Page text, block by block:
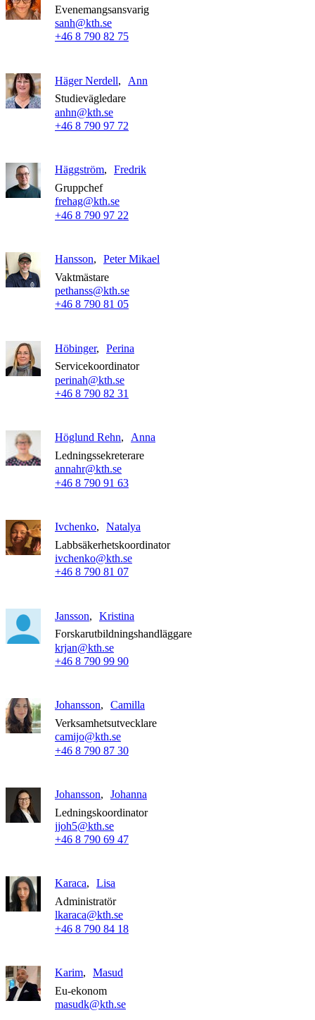
Evenemangsansvarig
sanh@kth.se
+46 8 790 82 75
Häger Nerdell
Ann
Studievägledare
anhn@kth.se
+46 8 790 97 72
Häggström
Fredrik
Gruppchef
frehag@kth.se
+46 8 790 97 22
Hansson
Peter Mikael
Vaktmästare
pethanss@kth.se
+46 8 790 81 05
Höbinger
Perina
Servicekoordinator
perinah@kth.se
+46 8 790 82 31
Höglund Rehn
Anna
Ledningssekreterare
annahr@kth.se
+46 8 790 91 63
Ivchenko
Natalya
Labbsäkerhetskoordinator
ivchenko@kth.se
+46 8 790 81 07
Jansson
Kristina
Forskarutbildningshandläggare
krjan@kth.se
+46 8 790 99 90
Johansson
Camilla
Verksamhetsutvecklare
camijo@kth.se
+46 8 790 87 30
Johansson
Johanna
Ledningskoordinator
jjoh5@kth.se
+46 8 790 69 47
Karaca
Lisa
Administratör
lkaraca@kth.se
+46 8 790 84 18
Karim
Masud
Eu-ekonom
masudk@kth.se